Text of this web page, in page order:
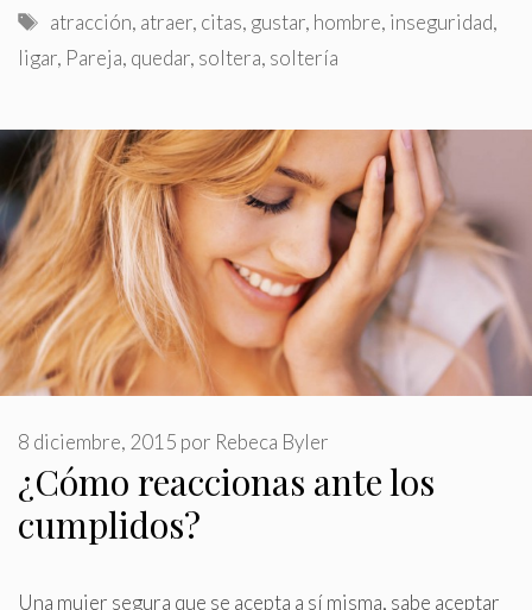
Etiquetas
atracción, atraer, citas, gustar, hombre, inseguridad,
ligar, Pareja, quedar, soltera, soltería
¿Cómo reaccionas ante los
cumplidos?
8 diciembre, 2015 por Rebeca Byler
Una mujer segura que se acepta a sí misma, sabe aceptar